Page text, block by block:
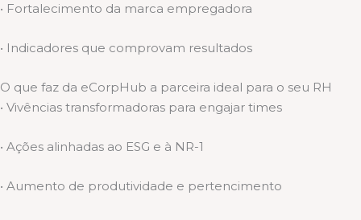
• Fortalecimento da marca empregadora
• Indicadores que comprovam resultados
O que faz da eCorpHub a parceira ideal para o seu RH
• Vivências transformadoras para engajar times
• Ações alinhadas ao ESG e à NR-1
• Aumento de produtividade e pertencimento